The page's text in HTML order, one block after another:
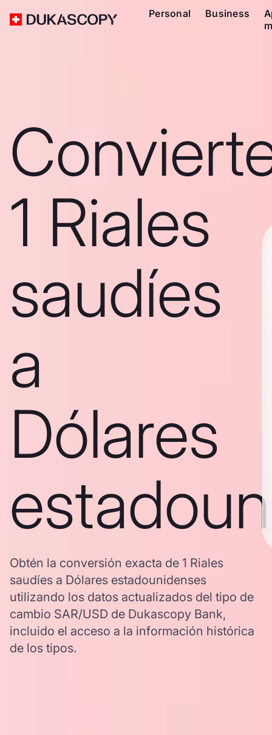
Personal Business
1 Riales
saudíes
a
Dólares
Obtén la conversión exacta de 1 Riales
saudíes a Dólares estadounidenses
utilizando los datos actualizados del tipo de
cambio SAR/USD de Dukascopy Bank,
incluido el acceso a la información histórica
de los tipos.